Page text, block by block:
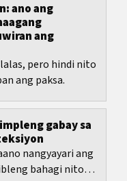
ano ang
ang
pero hindi nito
ang paksa.
gabay sa
nangyayari ang
bahagi nito sa